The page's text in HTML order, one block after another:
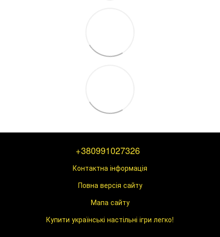
+380991027326
Контактна інформація
Повна версія сайту
Мапа сайту
Купити українські настільні ігри легко!